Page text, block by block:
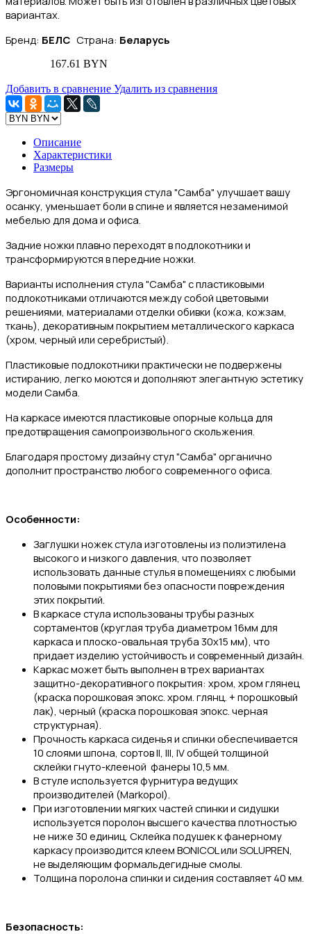
вариантах.
Бренд: БЕЛС Страна: Беларусь
167.61 BYN
Добавить в сравнение Удалить из сравнения
Описание
Характеристики
Размеры
Эргономичная конструкция стула "Самба" улучшает вашу
осанку, уменьшает боли в спине и является незаменимой
мебелью для дома и офиса.
Задние ножки плавно переходят в подлокотники и
трансформируются в передние ножки.
Варианты исполнения стула "Самба" с пластиковыми
подлокотниками отличаются между собой цветовыми
решениями, материалами отделки обивки (кожа, кожзам,
ткань), декоративным покрытием металлического каркаса
(хром, черный или серебристый).
Пластиковые подлокотники практически не подвержены
истиранию, легко моются и дополняют элегантную эстетику
модели Самба.
На каркасе имеются пластиковые опорные кольца для
предотвращения самопроизвольного скольжения.
Благодаря простому дизайну стул "Самба" органично
дополнит пространство любого современного офиса.
Особенности:
Заглушки ножек стула изготовлены из полиэтилена
высокого и низкого давления, что позволяет
использовать данные стулья в помещениях с любыми
половыми покрытиями без опасности повреждения
этих покрытий.
В каркасе стула использованы трубы разных
сортаментов (круглая труба диаметром 16мм для
каркаса и плоско-овальная труба 30х15 мм), что
придает изделию устойчивость и современный дизайн.
Каркас может быть выполнен в трех вариантах
защитно-декоративного покрытия: хром, хром глянец
(краска порошковая эпокс. хром. глянц. + порошковый
лак), черный (краска порошковая эпокс. черная
структурная).
Прочность каркаса сиденья и спинки обеспечивается
10 слоями шпона, сортов II, III, IV общей толщиной
склейки гнуто-клееной фанеры 10,5 мм.
В стуле используется фурнитура ведущих
производителей (Markopol).
При изготовлении мягких частей спинки и сидушки
используется поролон высшего качества плотностью
не ниже 30 единиц. Склейка подушек к фанерному
каркасу производится клеем BONICOL или SOLUPREN,
не выделяющим формальдегидные смолы.
Толщина поролона спинки и сидения составляет 40 мм.
Безопасность: